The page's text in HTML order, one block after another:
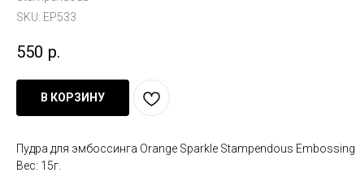
SKU: EP533
550 р.
В КОРЗИНУ
Пудра для эмбоссинга Orange Sparkle Stampendous
Вес: 15г.